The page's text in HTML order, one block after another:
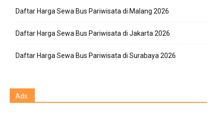
Daftar Harga Sewa Bus Pariwisata di Malang 2026
Daftar Harga Sewa Bus Pariwisata di Jakarta 2026
Daftar Harga Sewa Bus Pariwisata di Surabaya 2026
Ads.